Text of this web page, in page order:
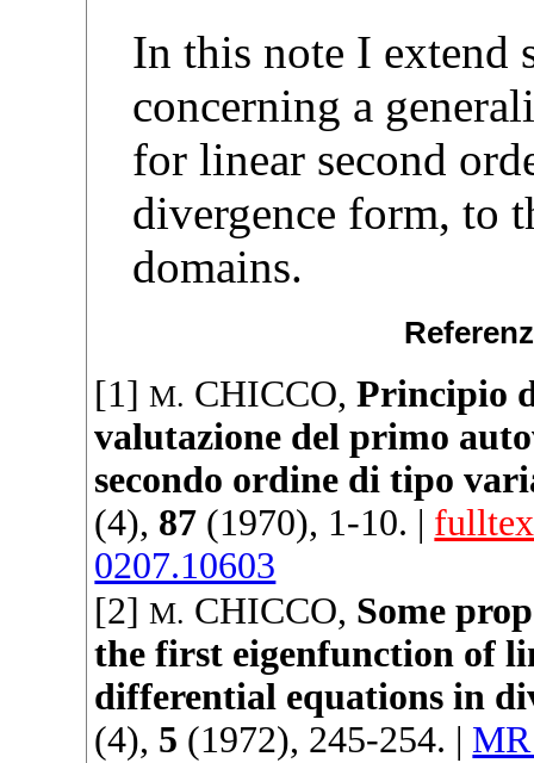
In this note I extend
concerning a
for linear second
divergence form, to
domains.
[1]M. CHICCO,Principio
valutazione del primo
secondo ordine di tipo
(4), 87 (1970), 1-10. |
0207.10603
[2]M. CHICCO, Some
the first eigenfunction of
differential equations in
(4), 5 (1972), 245-254. |